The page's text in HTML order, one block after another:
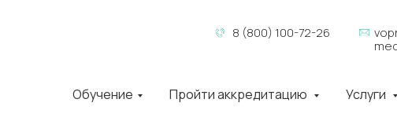
8 (800) 100-72-26
Обучение Пройти аккредитацию Услуги